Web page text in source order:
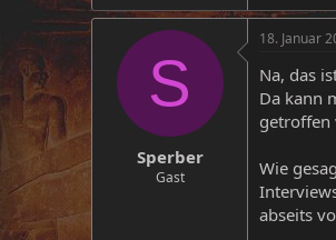
S
Sperber
Gast
18. Januar
Na, das
Da kann
getroffen
Wie
abseits